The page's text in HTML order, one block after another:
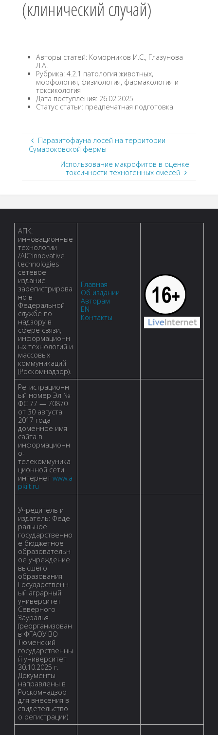
(клинический случай)
Авторы статей: Коморников И.С., Глазунова
Л.А.
Рубрика: 4.2.1 патология животных,
морфология, физиология, фармакология и
токсикология
Дата поступления: 26.02.2025
Статус статьи: предпечатная подготовка
Паразитофауна лосей на территории
Сумароковской фермы
Использование макрофитов в оценке
токсичности техногенных смесей
АПК:
инновационные
технологии
/AIC:innovative
technologies
сетевое
издание
зарегистрирова
но в
Федеральной
службе по
надзору в
сфере связи,
информационн
ых технологий и
массовых
коммуникаций
(Роскомнадзор).
Главная
Об издании
Авторам
EN
Контакты
Регистрационн
ый номер Эл №
ФС 77 — 70870
от 30 августа
2017 года
доменное имя
сайта в
информационн
о-
телекоммуника
ционной сети
интернет www.a
pkiit.ru
Учредитель и
издатель: Феде
ральное
государственно
е бюджетное
образовательн
ое учреждение
высшего
образования
Государственн
ый аграрный
университет
Северного
Зауралья
(реорганизован
в ФГАОУ ВО
Тюменский
государственны
й университет
30.10.2025 г.
Документы
направлены в
Роскомнадзор
для внесения в
свидетельство
о регистрации)